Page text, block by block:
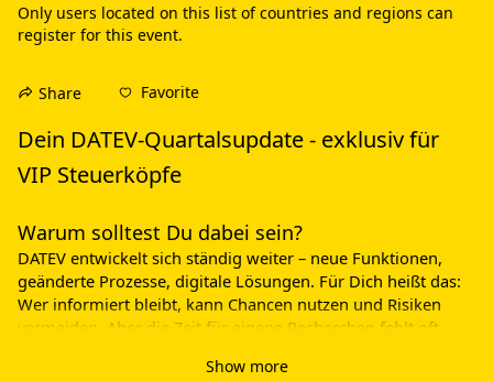
Only users located on this list of countries and regions can
register for this event.
Share Favorite
Dein DATEV-Quartalsupdate - exklusiv für
VIP Steuerköpfe
Warum solltest Du dabei sein?
DATEV entwickelt sich ständig weiter – neue Funktionen,
geänderte Prozesse, digitale Lösungen. Für Dich heißt das:
Wer informiert bleibt, kann Chancen nutzen und Risiken
vermeiden. Aber die Zeit für eigene Recherchen fehlt oft.
Show more